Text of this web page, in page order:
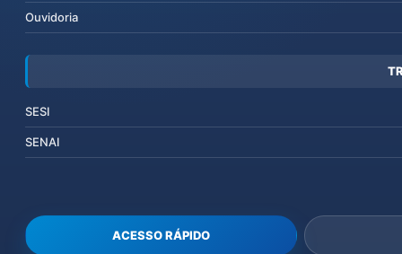
Ouvidoria
SESI
SENAI
ACESSO RÁPIDO